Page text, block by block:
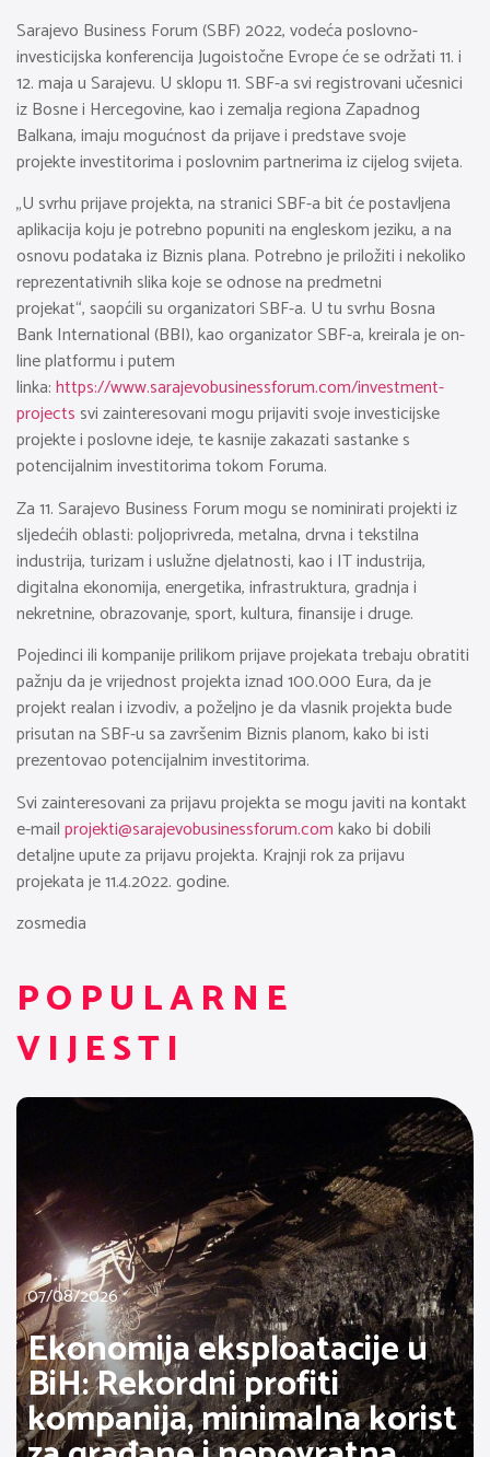
Sarajevo Business Forum (SBF) 2022, vodeća poslovno-
investicijska konferencija Jugoistočne Evrope će se održati 11. i
12. maja u Sarajevu. U sklopu 11. SBF-a svi registrovani učesnici
iz Bosne i Hercegovine, kao i zemalja regiona Zapadnog
Balkana, imaju mogućnost da prijave i predstave svoje
projekte investitorima i poslovnim partnerima iz cijelog svijeta.
„U svrhu prijave projekta, na stranici SBF-a bit će postavljena
aplikacija koju je potrebno popuniti na engleskom jeziku, a na
osnovu podataka iz Biznis plana. Potrebno je priložiti i nekoliko
reprezentativnih slika koje se odnose na predmetni
projekat“, saopćili su organizatori SBF-a. U tu svrhu Bosna
Bank International (BBI), kao organizator SBF-a, kreirala je on-
line platformu i putem
linka:https://www.sarajevobusinessforum.com/investment-
projects svi zainteresovani mogu prijaviti svoje investicijske
projekte i poslovne ideje, te kasnije zakazati sastanke s
potencijalnim investitorima tokom Foruma.
Za 11. Sarajevo Business Forum mogu se nominirati projekti iz
sljedećih oblasti: poljoprivreda, metalna, drvna i tekstilna
industrija, turizam i uslužne djelatnosti, kao i IT industrija,
digitalna ekonomija, energetika, infrastruktura, gradnja i
nekretnine, obrazovanje, sport, kultura, finansije i druge.
Pojedinci ili kompanije prilikom prijave projekata trebaju obratiti
pažnju da je vrijednost projekta iznad 100.000 Eura, da je
projekt realan i izvodiv, a poželjno je da vlasnik projekta bude
prisutan na SBF-u sa završenim Biznis planom, kako bi isti
prezentovao potencijalnim investitorima.
Svi zainteresovani za prijavu projekta se mogu javiti na kontakt
e-mailprojekti@sarajevobusinessforum.comkako bi dobili
detaljne upute za prijavu projekta. Krajnji rok za prijavu
projekata je 11.4.2022. godine.
zosmedia
POPULARNE
VIJESTI
07/08/2026
Ekonomija eksploatacije u
BiH: Rekordni profiti
kompanija, minimalna korist